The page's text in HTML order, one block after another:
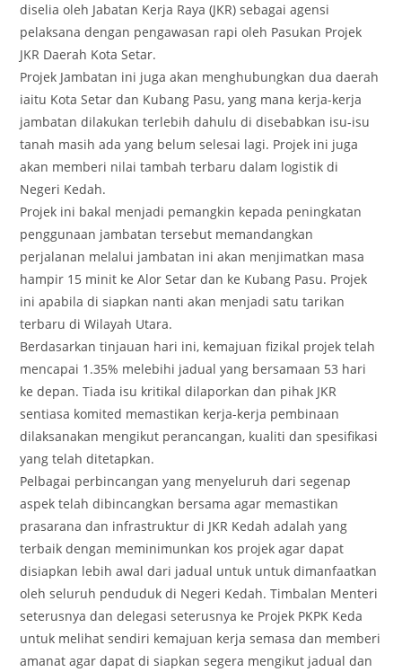
diselia oleh Jabatan Kerja Raya (JKR) sebagai agensi
pelaksana dengan pengawasan rapi oleh Pasukan Projek
JKR Daerah Kota Setar.
Projek Jambatan ini juga akan menghubungkan dua daerah
iaitu Kota Setar dan Kubang Pasu, yang mana kerja-kerja
jambatan dilakukan terlebih dahulu di disebabkan isu-isu
tanah masih ada yang belum selesai lagi. Projek ini juga
akan memberi nilai tambah terbaru dalam logistik di
Negeri Kedah.
Projek ini bakal menjadi pemangkin kepada peningkatan
penggunaan jambatan tersebut memandangkan
perjalanan melalui jambatan ini akan menjimatkan masa
hampir 15 minit ke Alor Setar dan ke Kubang Pasu. Projek
ini apabila di siapkan nanti akan menjadi satu tarikan
terbaru di Wilayah Utara.
Berdasarkan tinjauan hari ini, kemajuan fizikal projek telah
mencapai 1.35% melebihi jadual yang bersamaan 53 hari
ke depan. Tiada isu kritikal dilaporkan dan pihak JKR
sentiasa komited memastikan kerja-kerja pembinaan
dilaksanakan mengikut perancangan, kualiti dan spesifikasi
yang telah ditetapkan.
Pelbagai perbincangan yang menyeluruh dari segenap
aspek telah dibincangkan bersama agar memastikan
prasarana dan infrastruktur di JKR Kedah adalah yang
terbaik dengan meminimunkan kos projek agar dapat
disiapkan lebih awal dari jadual untuk untuk dimanfaatkan
oleh seluruh penduduk di Negeri Kedah. Timbalan Menteri
seterusnya dan delegasi seterusnya ke Projek PKPK Keda
untuk melihat sendiri kemajuan kerja semasa dan memberi
amanat agar dapat di siapkan segera mengikut jadual dan